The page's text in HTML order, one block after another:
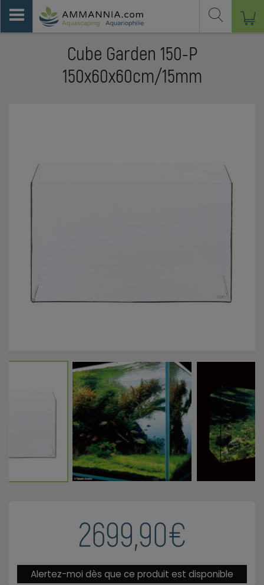
2699,90€
Alertez-moi dès que ce produit est disponible
Cube Garden 150-P
150x60x60cm/15mm